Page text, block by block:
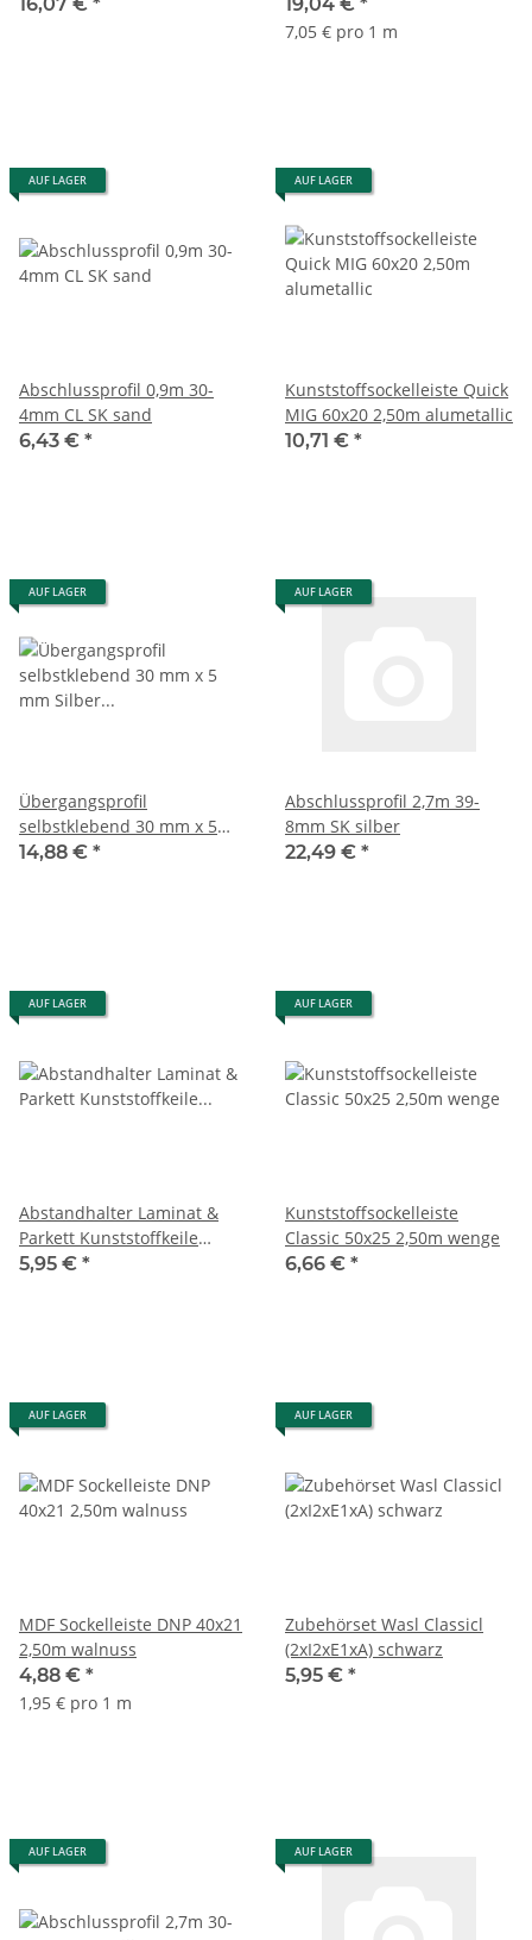
270 cm
7,05 € pro 1 m
AUF LAGER
Abschlussprofil 0,9m 30-
4mm CL SK sand
6,43 € *
AUF LAGER
Kunststoffsockelleiste Quick
MIG 60x20 2,50m alumetallic
10,71 € *
AUF LAGER
Übergangsprofil
selbstklebend 30 mm x 5
mm Silber 2500 mm
14,88 € *
AUF LAGER
Abschlussprofil 2,7m 39-
8mm SK silber
22,49 € *
AUF LAGER
Abstandhalter Laminat &
Parkett Kunststoffkeile
geriffelt 30 St.
5,95 € *
AUF LAGER
Kunststoffsockelleiste
Classic 50x25 2,50m wenge
6,66 € *
AUF LAGER
MDF Sockelleiste DNP 40x21
2,50m walnuss
4,88 € *
1,95 € pro 1 m
AUF LAGER
Zubehörset Wasl Classicl
(2xI2xE1xA) schwarz
5,95 € *
AUF LAGER AUF LAGER